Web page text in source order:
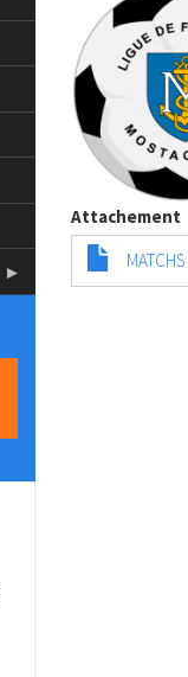
Attachement